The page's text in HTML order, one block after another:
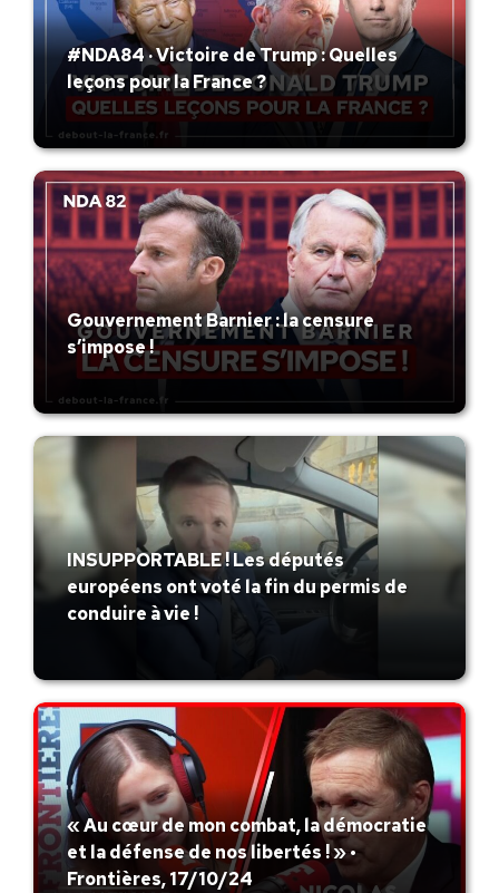
#NDA84 · Victoire de Trump : Quelles
leçons pour la France ?
Gouvernement Barnier : la censure
s’impose !
INSUPPORTABLE ! Les députés
européens ont voté la fin du permis de
conduire à vie !
« Au cœur de mon combat, la démocratie
et la défense de nos libertés ! » •
Frontières, 17/10/24